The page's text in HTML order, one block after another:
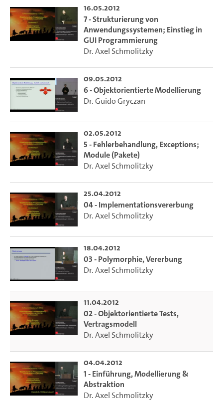
16.05.2012
7 - Strukturierung von
Anwendungssystemen; Einstieg in
GUI Programmierung
Dr. Axel Schmolitzky
09.05.2012
6 - Objektorientierte Modellierung
Dr. Guido Gryczan
02.05.2012
5 - Fehlerbehandlung, Exceptions;
Module (Pakete)
Dr. Axel Schmolitzky
25.04.2012
04 - Implementationsvererbung
Dr. Axel Schmolitzky
18.04.2012
03 - Polymorphie, Vererbung
Dr. Axel Schmolitzky
11.04.2012
02 - Objektorientierte Tests,
Vertragsmodell
Dr. Axel Schmolitzky
04.04.2012
1 - Einführung, Modellierung &
Abstraktion
Dr. Axel Schmolitzky